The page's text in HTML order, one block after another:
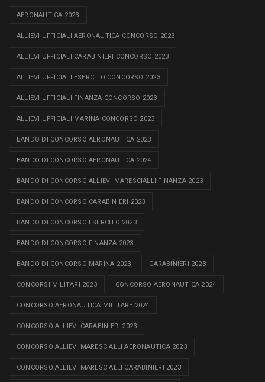
AERONAUTICA 2023
ALLIEVI UFFICIALI AERONAUTICA CONCORSO 2023
ALLIEVI UFFICIALI CARABINIERI CONCORSO 2023
ALLIEVI UFFICIALI ESERCITO CONCORSO 2023
ALLIEVI UFFICIALI FINANZA CONCORSO 2023
ALLIEVI UFFICIALI MARINA CONCORSO 2023
BANDO DI CONCORSO AERONAUTICA 2023
BANDO DI CONCORSO AERONAUTICA 2024
BANDO DI CONCORSO ALLIEVI MARESCIALLI FINANZA 2023
BANDO DI CONCORSO CARABINIERI 2023
BANDO DI CONCORSO ESERCITO 2023
BANDO DI CONCORSO FINANZA 2023
BANDO DI CONCORSO MARINA 2023 CARABINIERI 2023
CONCORSI MILITARI 2023 CONCORSO AERONAUTICA 2024
CONCORSO AERONAUTICA MILITARE 2024
CONCORSO ALLIEVI CARABINIERI 2023
CONCORSO ALLIEVI MARESCIALLI AERONAUTICA 2023
CONCORSO ALLIEVI MARESCIALLI CARABINIERI 2023